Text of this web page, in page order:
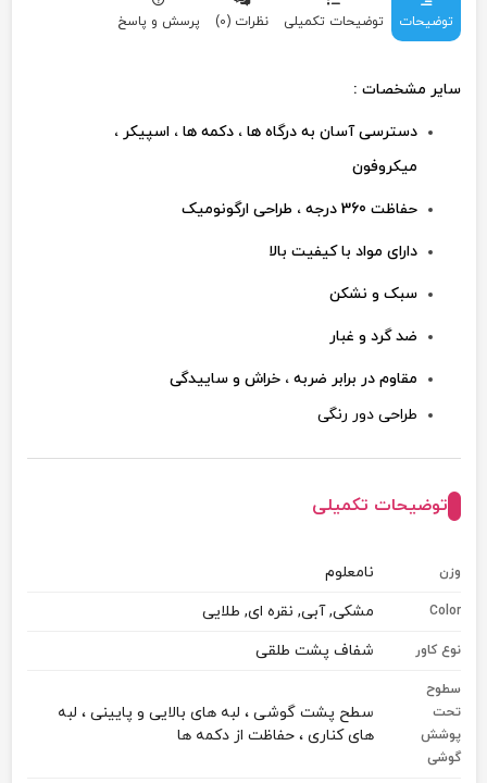
توضیحات توضیحات تکمیلی نظرات (0) پرسش و پاسخ
سایر مشخصات :
دسترسی آسان به درگاه ها ، دکمه ها ، اسپیکر ،
میکروفون
حفاظت 360 درجه ، طراحی ارگونومیک
دارای مواد با کیفیت بالا
سبک و نشکن
ضد گرد و غبار
مقاوم در برابر ضربه ، خراش و ساییدگی
طراحی دور رنگی
توضیحات تکمیلی
وزن نامعلوم
Color مشکی, آبی, نقره ای, طلایی
نوع کاور شفاف پشت طلقی
سطوح
تحت
پوشش
گوشی
سطح پشت گوشی ، لبه های بالایی و پایینی ، لبه
های کناری ، حفاظت از دکمه ها